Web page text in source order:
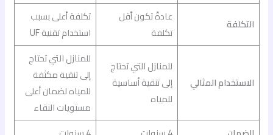
التكلفة
عادةً تكون أقل
تكلفة
تكلفة أعلى بسبب
استخدام تقنية UF
الاستخدام المثالي
للمنازل التي تحتاج
إلى تنقية أساسية
للمياه
للمنازل التي تحتاج
إلى تنقية مكثفة
للمياه لضمان أعلى
مستويات النقاء